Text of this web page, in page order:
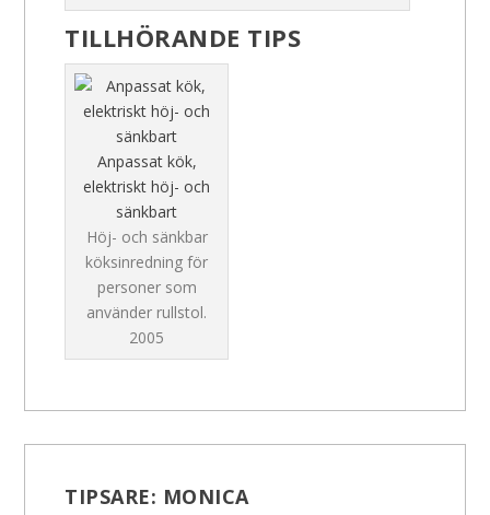
TILLHÖRANDE TIPS
Anpassat kök,
elektriskt höj- och
sänkbart
Höj- och sänkbar
köksinredning för
personer som
använder rullstol.
2005
TIPSARE: MONICA